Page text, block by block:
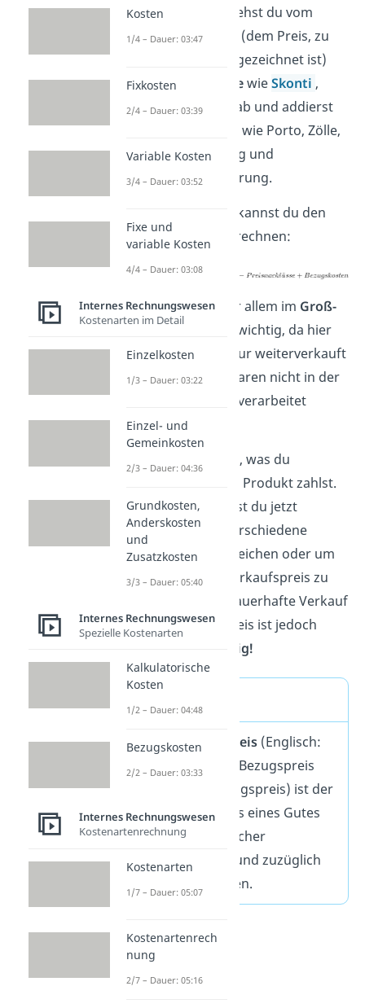
Zum Berechnen ziehst du vom
Netto-Listenpreis
(dem Preis, zu
dem die Ware ausgezeichnet ist)
allePreisnachlässewieSkonti ,
Rabatte und Boni ab und addierst
wie Porto, Zölle,
Fracht, Verpackung und
Transportversicherung.
Mit dieser Formel kannst du den
Einstandspreis berechnen:
Dieser Preis ist vor allem im Groß-
und Einzelhandel
wichtig, da hier
Produkte häufig nur weiterverkauft
werden und die Waren nicht in der
Produktion weiterverarbeitet
werden.
Du weißt jetzt also, was du
tatsächlich für das Produkt zahlst.
Diesen Preis kannst du jetzt
verwenden, um verschiedene
Angebote zu vergleichen oder um
deinen eigenen Verkaufspreis zu
kalkulieren. Der dauerhafte Verkauf
unter Einstandspreis ist jedoch
wettbewerbswidrig!
DerEinstandspreis(Englisch:
cost price; auch Bezugspreis
oder Beschaffungspreis) ist der
Netto-Listenpreis eines Gutes
abzüglich sämtlicher
Preisabschläge und zuzüglich
der Bezugskosten.
Kosten
1/4 – Dauer: 03:47
Fixkosten
2/4 – Dauer: 03:39
Variable Kosten
3/4 – Dauer: 03:52
Fixe und
variable Kosten
4/4 – Dauer: 03:08
Internes Rechnungswesen
Kostenarten im Detail
Einzelkosten
1/3 – Dauer: 03:22
Einzel- und
Gemeinkosten
2/3 – Dauer: 04:36
Grundkosten,
Anderskosten
und
Zusatzkosten
3/3 – Dauer: 05:40
Internes Rechnungswesen
Spezielle Kostenarten
Kalkulatorische
Kosten
1/2 – Dauer: 04:48
Bezugskosten
2/2 – Dauer: 03:33
Internes Rechnungswesen
Kostenartenrechnung
Kostenarten
1/7 – Dauer: 05:07
Kostenartenrech
nung
2/7 – Dauer: 05:16